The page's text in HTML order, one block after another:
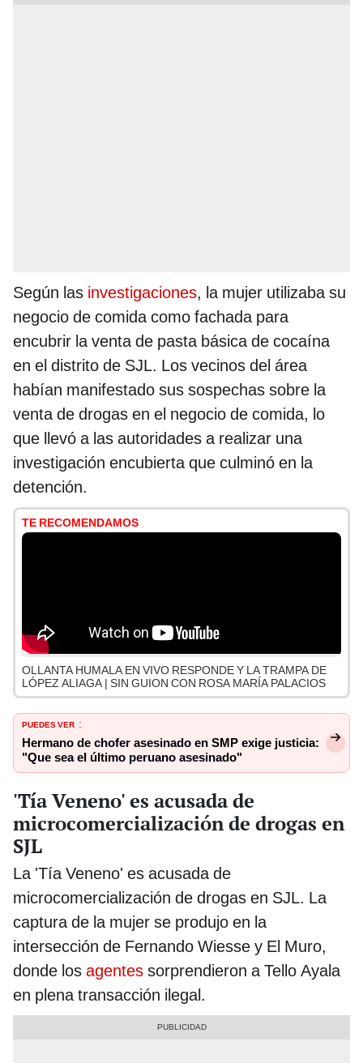
Según las investigaciones, la mujer utilizaba su
negocio de comida como fachada para
encubrir la venta de pasta básica de cocaína
en el distrito de SJL. Los vecinos del área
habían manifestado sus sospechas sobre la
venta de drogas en el negocio de comida, lo
que llevó a las autoridades a realizar una
investigación encubierta que culminó en la
detención.
TE RECOMENDAMOS
OLLANTA HUMALA EN VIVO RESPONDE Y LA TRAMPA DE
LÓPEZ ALIAGA | SIN GUION CON ROSA MARÍA PALACIOS
PUEDES VER :
Hermano de chofer asesinado en SMP exige justicia:
"Que sea el último peruano asesinado"
'Tía Veneno' es acusada de
microcomercialización de drogas en
SJL
La 'Tía Veneno' es acusada de
microcomercialización de drogas en SJL. La
captura de la mujer se produjo en la
intersección de Fernando Wiesse y El Muro,
donde los agentes sorprendieron a Tello Ayala
en plena transacción ilegal.